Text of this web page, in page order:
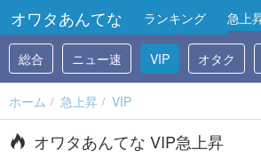
オワタあんてな ランキング 急上
総合 ニュー速 VIP オタク
ホーム 急上昇 VIP
オワタあんてな VIP急上昇